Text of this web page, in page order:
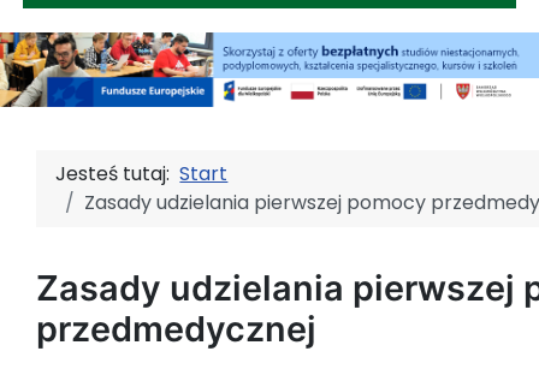
Jesteś tutaj:Start
Zasady udzielania pierwszej pomocy
Zasady udzielania pierwszej
przedmedycznej